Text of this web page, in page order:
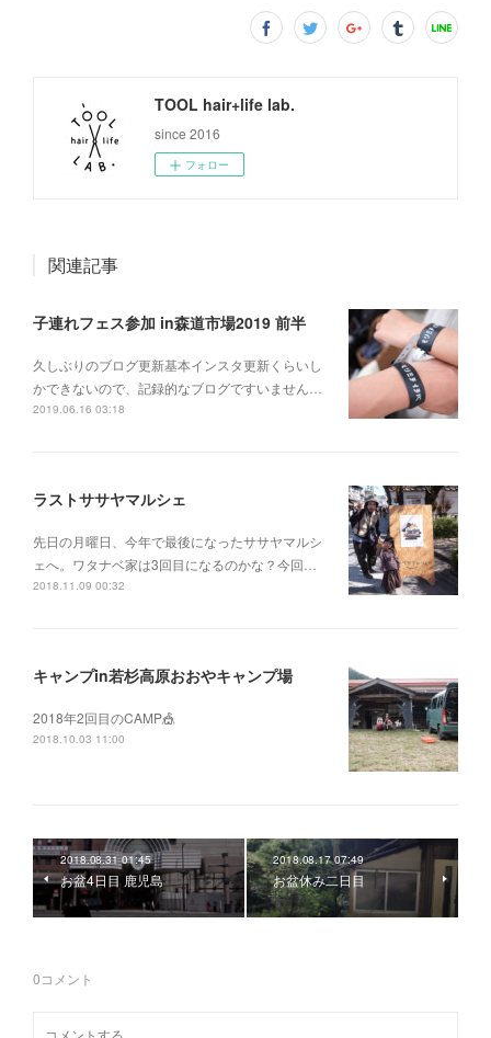
TOOL hair+life lab.
since 2016
フォロー
関連記事
子連れフェス参加 in森道市場2019 前半
久しぶりのブログ更新基本インスタ更新くらいし
かできないので、記録的なブログですいません…
2019.06.16 03:18
ラストササヤマルシェ
先日の月曜日、今年で最後になったササヤマルシ
ェへ。ワタナベ家は3回目になるのかな？今回…
2018.11.09 00:32
キャンプin若杉高原おおやキャンプ場
2018年2回目のCAMP🎪
2018.10.03 11:00
2018.08.31 01:45
お盆4日目 鹿児島
2018.08.17 07:49
お盆休み二日目
0コメント